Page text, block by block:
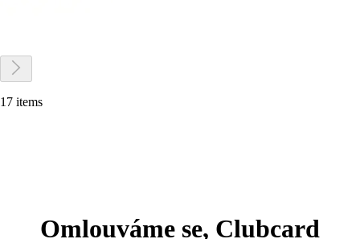
17 items
Omlouváme se, Clubcard